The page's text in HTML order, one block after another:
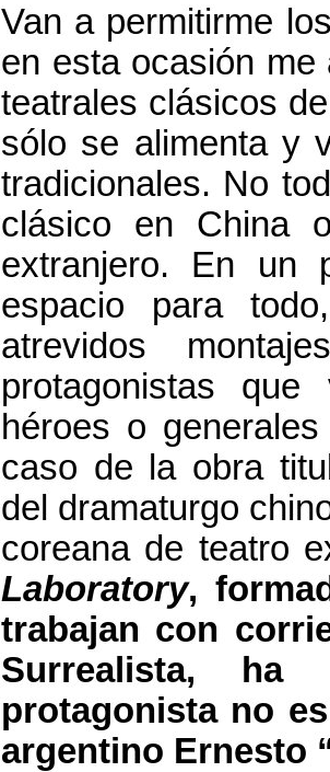
Van a permitirme
en esta ocasión
teatrales clásicos
sólo se alimenta y
tradicionales. No
clásico en China
extranjero. En un
espacio para
atrevidos
protagonistas
héroes o
caso de la obra
del dramaturgo
coreana de teatro
Laboratory,
trabajan con
Surrealista, ha
protagonista no
argentino Ernesto